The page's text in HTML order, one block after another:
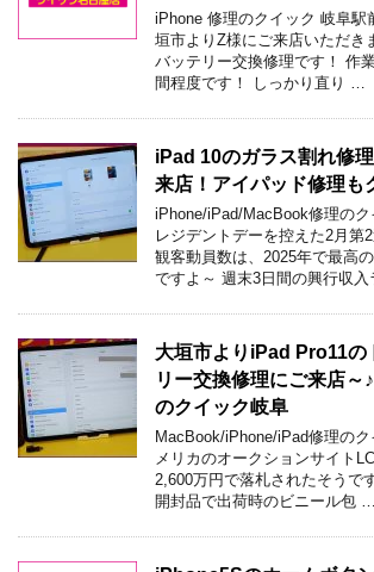
iPhone 修理のクイック 岐阜
垣市よりZ様にご来店いただき
バッテリー交換修理です！ 作
間程度です！ しっかり直り …
iPad 10のガラス割れ修
来店！アイパッド修理も
iPhone/iPad/MacBook修理の
レジデントデーを控えた2月第
観客動員数は、2025年で最高
ですよ～ 週末3日間の興行収入
大垣市よりiPad Pro11の
リー交換修理にご来店～
のクイック岐阜
MacBook/iPhone/iPad修理の
メリカのオークションサイト
2,600万円で落札されたそうで
開封品で出荷時のビニール包 …